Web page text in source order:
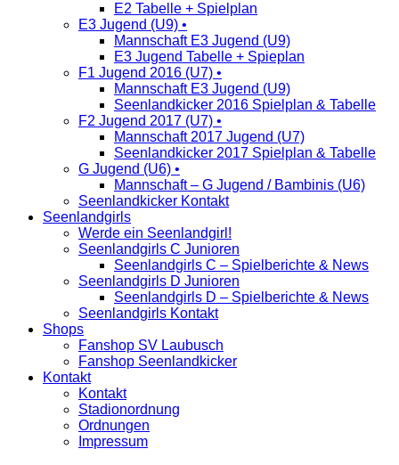
E2 Tabelle + Spielplan
E3 Jugend (U9) •
Mannschaft E3 Jugend (U9)
E3 Jugend Tabelle + Spieplan
F1 Jugend 2016 (U7) •
Mannschaft E3 Jugend (U9)
Seenlandkicker 2016 Spielplan & Tabelle
F2 Jugend 2017 (U7) •
Mannschaft 2017 Jugend (U7)
Seenlandkicker 2017 Spielplan & Tabelle
G Jugend (U6) •
Mannschaft – G Jugend / Bambinis (U6)
Seenlandkicker Kontakt
Seenlandgirls
Werde ein Seenlandgirl!
Seenlandgirls C Junioren
Seenlandgirls C – Spielberichte & News
Seenlandgirls D Junioren
Seenlandgirls D – Spielberichte & News
Seenlandgirls Kontakt
Shops
Fanshop SV Laubusch
Fanshop Seenlandkicker
Kontakt
Kontakt
Stadionordnung
Ordnungen
Impressum